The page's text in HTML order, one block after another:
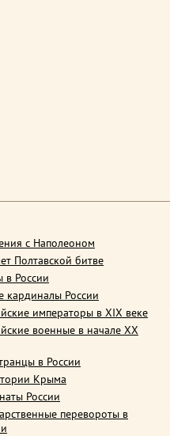
с Наполеоном
Полтавской битве
в России
кардиналы России
императоры в XIX веке
военные в начале ХХ
в России
Крыма
России
перевороты в